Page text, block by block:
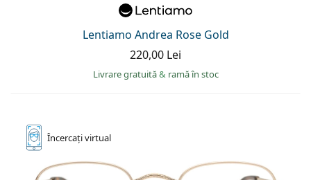
Lentiamo Andrea Rose Gold
220,00 Lei
Livrare gratuită& ramă în stoc
Încercațivirtual